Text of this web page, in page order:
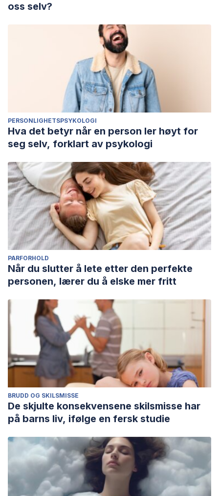
oss selv?
PERSONLIGHETSPSYKOLOGI
Hva det betyr når en person ler høyt for
seg selv, forklart av psykologi
PARFORHOLD
Når du slutter å lete etter den perfekte
personen, lærer du å elske mer fritt
BRUDD OG SKILSMISSE
De skjulte konsekvensene skilsmisse har
på barns liv, ifølge en fersk studie